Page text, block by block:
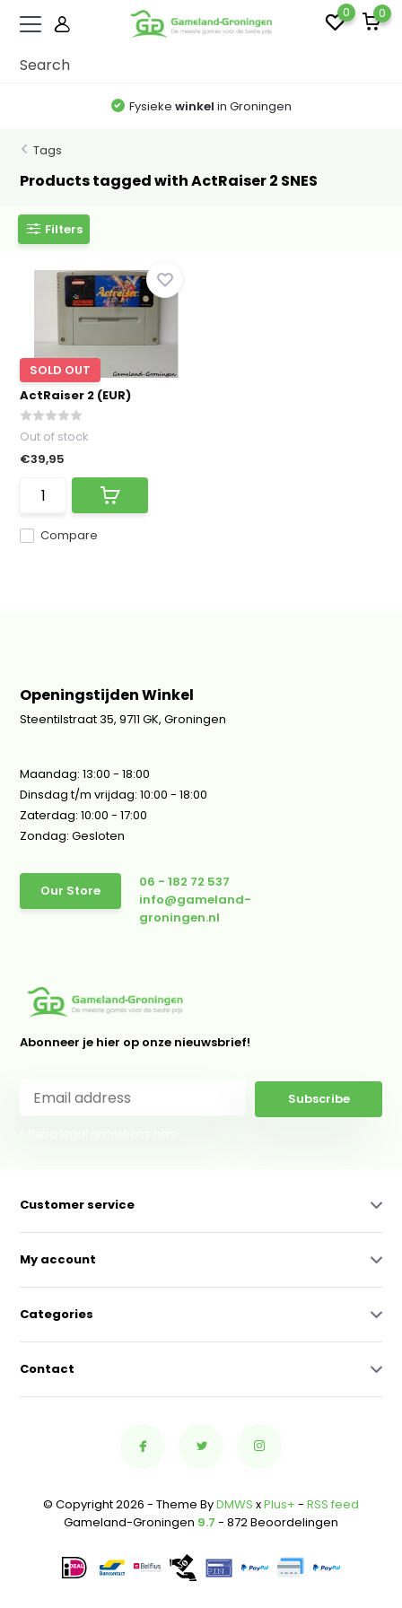
0 0
Fysieke winkel in Groningen
Tags
Products tagged with ActRaiser 2 SNES
Filters
SOLD OUT
ActRaiser 2 (EUR)
Compare
Out of stock
€39,95
Openingstijden Winkel
Steentilstraat 35, 9711 GK, Groningen
Maandag: 13:00 - 18:00
Dinsdag t/m vrijdag: 10:00 - 18:00
Zaterdag: 10:00 - 17:00
Zondag: Gesloten
Our Store
06 - 182 72 537
info@gameland-
groningen.nl
Abonneer je hier op onze nieuwsbrief!
Subscribe
Customer service
My account
Categories
Contact
© Copyright 2026 - Theme ByDMWS xPlus+ - RSS feed
Gameland-Groningen 9.7 - 872 Beoordelingen